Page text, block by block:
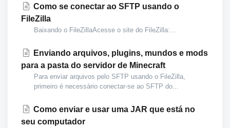
Como se conectar ao SFTP usando o
FileZilla
Baixando o FileZillaAcesse o site do FileZilla:...
Enviando arquivos, plugins, mundos e mods
para a pasta do servidor de Minecraft
Para enviar arquivos pelo SFTP usando o FileZilla,
primeiro é necessário conectar-se ao SFTP do...
Como enviar e usar uma JAR que está no
seu computador